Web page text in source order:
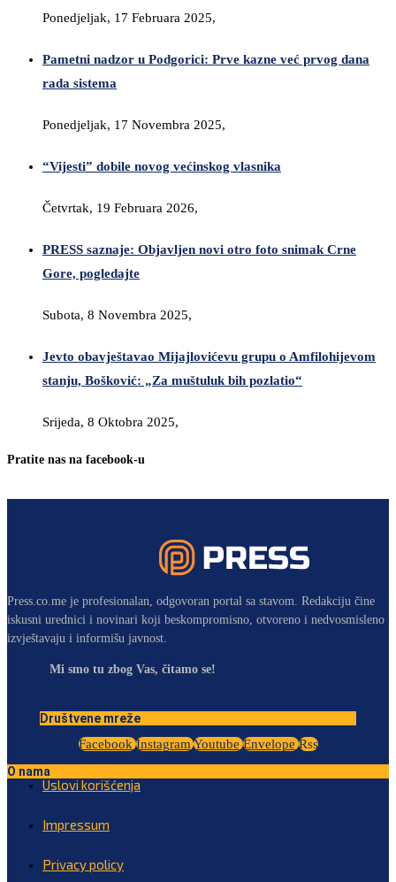
Ponedjeljak, 17 Februara 2025,
Pametni nadzor u Podgorici: Prve kazne već prvog dana
rada sistema
Ponedjeljak, 17 Novembra 2025,
“Vijesti” dobile novog većinskog vlasnika
Četvrtak, 19 Februara 2026,
PRESS saznaje: Objavljen novi otro foto snimak Crne
Gore, pogledajte
Subota, 8 Novembra 2025,
Jevto obavještavao Mijajlovićevu grupu o Amfilohijevom
stanju, Bošković: „Za muštuluk bih pozlatio“
Srijeda, 8 Oktobra 2025,
Pratite nas na facebook-u
Press.co.me je profesionalan, odgovoran portal sa stavom. Redakciju čine
iskusni urednici i novinari koji beskompromisno, otvoreno i nedvosmisleno
izvještavaju i informišu javnost.
Mi smo tu zbog Vas, čitamo se!
Društvene mreže
Facebook Instagram Youtube Envelope Rss
O nama
Uslovi korišćenja
Impressum
Privacy policy